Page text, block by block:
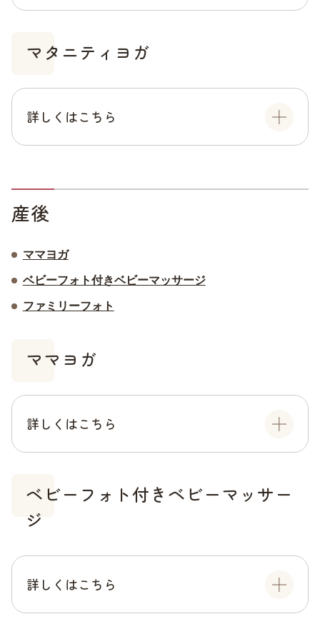
マタニティヨガ
詳しくはこちら
産後
ママヨガ
ベビーフォト付きベビーマッサージ
ファミリーフォト
ママヨガ
詳しくはこちら
ベビーフォト付きベビーマッサー
ジ
詳しくはこちら